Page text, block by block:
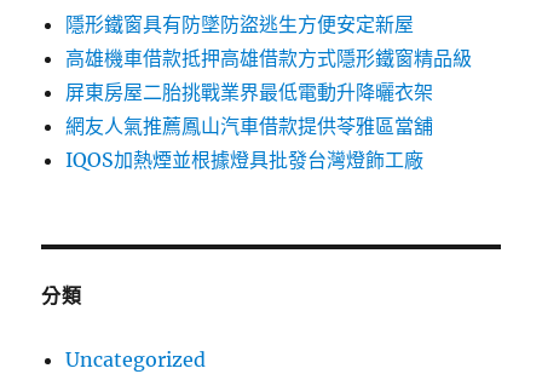
隱形鐵窗具有防墜防盜逃生方便安定新屋
高雄機車借款抵押高雄借款方式隱形鐵窗精品級
屏東房屋二胎挑戰業界最低電動升降曬衣架
網友人氣推薦鳳山汽車借款提供苓雅區當舖
IQOS加熱煙並根據燈具批發台灣燈飾工廠
分類
Uncategorized